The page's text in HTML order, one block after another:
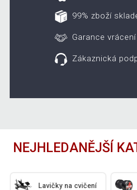
99% zboží
Garance
Zákaznická
NEJHLEDANĚJŠÍ
Lavičky na cvičení